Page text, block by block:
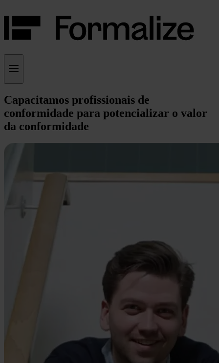
Capacitamos profissionais de
conformidade para potencializar o valor
da conformidade